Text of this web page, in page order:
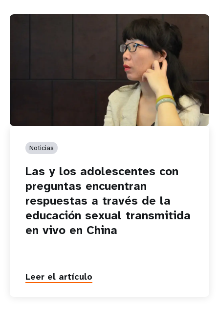
Noticias
Las y los adolescentes con
preguntas encuentran
respuestas a través de la
educación sexual transmitida
en vivo en China
Leer el artículo